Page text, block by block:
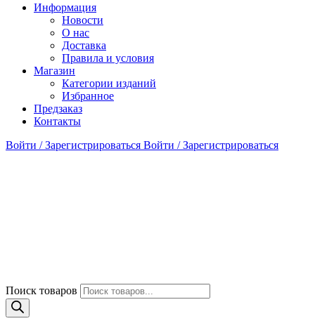
Информация
Новости
О нас
Доставка
Правила и условия
Магазин
Категории изданий
Избранное
Предзаказ
Контакты
Войти / Зарегистрироваться Войти / Зарегистрироваться
Поиск товаров